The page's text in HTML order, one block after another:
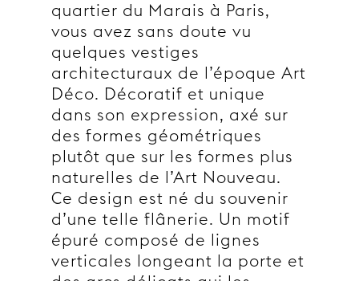
quartier du Marais à Paris,
vous avez sans doute vu
quelques vestiges
architecturaux de l’époque Art
Déco. Décoratif et unique
dans son expression, axé sur
des formes géométriques
plutôt que sur les formes plus
naturelles de l’Art Nouveau.
Ce design est né du souvenir
d’une telle flânerie. Un motif
épuré composé de lignes
verticales longeant la porte et